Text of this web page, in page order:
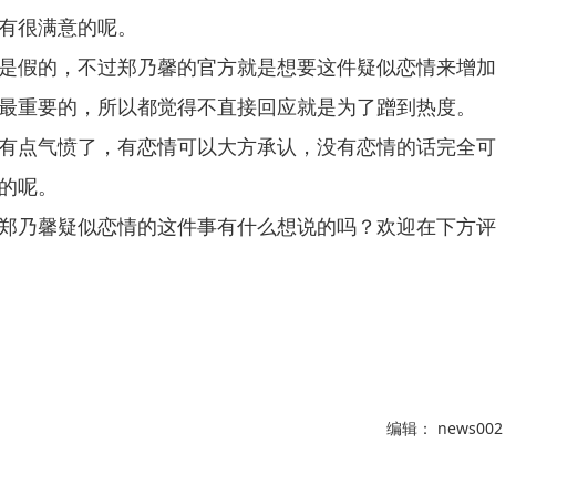
很满意的呢。
假的，不过郑乃馨的官方就是想要这件疑似恋情来增加
要的，所以都觉得不直接回应就是为了蹭到热度。
点气愤了，有恋情可以大方承认，没有恋情的话完全可
呢。
乃馨疑似恋情的这件事有什么想说的吗？欢迎在下方评
编辑： news002